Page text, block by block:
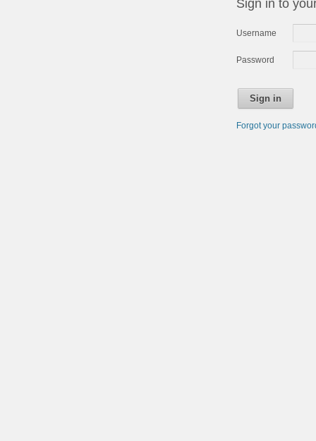
Sign in to
Username
Password
Sign in
Forgot your